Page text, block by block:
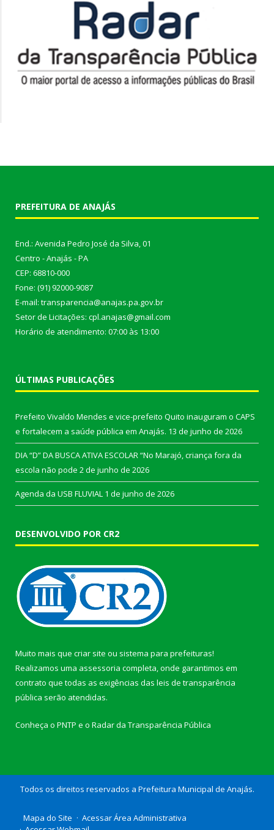
PREFEITURA DE ANAJÁS
End.: Avenida Pedro José da Silva, 01
Centro - Anajás - PA
CEP: 68810-000
Fone: (91) 92000-9087
E-mail: transparencia@anajas.pa.gov.br
Setor de Licitações: cpl.anajas@gmail.com
Horário de atendimento: 07:00 às 13:00
ÚLTIMAS PUBLICAÇÕES
Prefeito Vivaldo Mendes e vice-prefeito Quito inauguram o CAPS
e fortalecem a saúde pública em Anajás. 13 de junho de 2026
DIA “D” DA BUSCA ATIVA ESCOLAR “No Marajó, criança fora da
escola não pode 2 de junho de 2026
Agenda da USB FLUVIAL 1 de junho de 2026
DESENVOLVIDO POR CR2
Muito mais que criar site ou sistema para prefeituras!
Realizamos uma assessoria completa, onde garantimos em
contrato que todas as exigências das leis de transparência
pública serão atendidas.
Conheça o PNTP e o Radar da Transparência Pública
Todos os direitos reservados a Prefeitura Municipal de Anajás.
Mapa do Site
Acessar Área Administrativa